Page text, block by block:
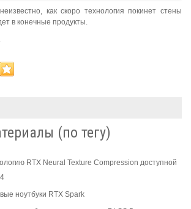
как скоро технология покинет стены
в конечные продукты.
.
(по тегу)
RTX Neural Texture Compression доступной
ноутбуки RTX Spark